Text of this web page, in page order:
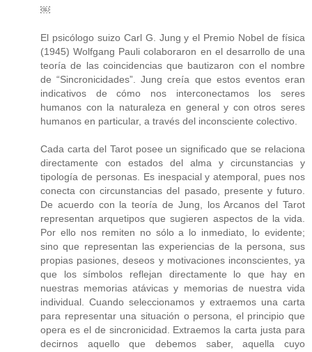
￼
El psicólogo suizo Carl G. Jung y el Premio Nobel de física
(1945) Wolfgang Pauli colaboraron en el desarrollo de una
teoría de las coincidencias que bautizaron con el nombre
de “Sincronicidades”. Jung creía que estos eventos eran
indicativos de cómo nos interconectamos los seres
humanos con la naturaleza en general y con otros seres
humanos en particular, a través del inconsciente colectivo.
Cada carta del Tarot posee un significado que se relaciona
directamente con estados del alma y circunstancias y
tipología de personas. Es inespacial y atemporal, pues nos
conecta con circunstancias del pasado, presente y futuro.
De acuerdo con la teoría de Jung, los Arcanos del Tarot
representan arquetipos que sugieren aspectos de la vida.
Por ello nos remiten no sólo a lo inmediato, lo evidente;
sino que representan las experiencias de la persona, sus
propias pasiones, deseos y motivaciones inconscientes, ya
que los símbolos reflejan directamente lo que hay en
nuestras memorias atávicas y memorias de nuestra vida
individual. Cuando seleccionamos y extraemos una carta
para representar una situación o persona, el principio que
opera es el de sincronicidad. Extraemos la carta justa para
decirnos aquello que debemos saber, aquella cuyo